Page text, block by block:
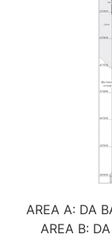
AREA A: DA
AREA B: